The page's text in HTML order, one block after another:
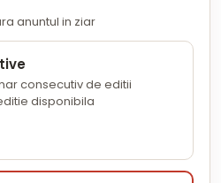
anuntul in ziar
consecutiv de editii
disponibila